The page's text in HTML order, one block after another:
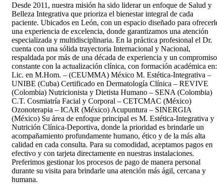
Desde 2011, nuestra misión ha sido liderar un enfoque de Salud y
Belleza Integrativa que prioriza el bienestar integral de cada
paciente. Ubicados en León, con un espacio diseñado para
una experiencia de excelencia, donde garantizamos una atención
especializada y multidisciplinaria. En la práctica profesional el Dr.
cuenta con una sólida trayectoria Internacional y Nacional,
respaldada por más de una década de experiencia y un compromiso
constante con la actualización clínica, con formación académica en:
Lic. en M.Hom. – (CEUMMA) México M. Estética-Integrativa –
UNIBE (Cuba) Certificado en Dermatología Clínica – REVIVE
(Colombia) Nutricionista y Dietista Humano – SENA (Colombia)
C.T. Cosmiatría Facial y Corporal – CETCMAC (México)
Ozonoterapia – ICAR (México) Acupuntura – SINERGIA
(México) Su área de enfoque principal es M. Estética-Integrativa y
Nutrición Clínica-Deportiva, donde la prioridad es brindarle un
acompañamiento profundamente humano, ético y de la más alta
calidad en cada consulta. Para su comodidad, aceptamos pagos en
efectivo y con tarjeta directamente en nuestras instalaciones.
Preferimos gestionar los procesos de pago de manera personal
durante su visita para brindarle una atención más ágil, cercana y
humana.